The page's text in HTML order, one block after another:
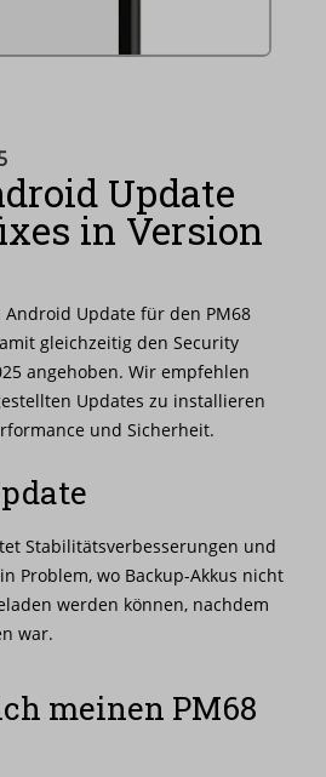
Update
in Version
Update für den PM68
gleichzeitig den Security
angehoben. Wir empfehlen
Updates zu installieren
und Sicherheit.
Stabilitätsverbesserungen und
Problem, wo Backup-Akkus nicht
werden können, nachdem
war.
meinen PM68